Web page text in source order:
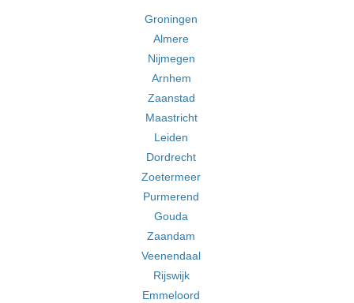
Groningen
Almere
Nijmegen
Arnhem
Zaanstad
Maastricht
Leiden
Dordrecht
Zoetermeer
Purmerend
Gouda
Zaandam
Veenendaal
Rijswijk
Emmeloord